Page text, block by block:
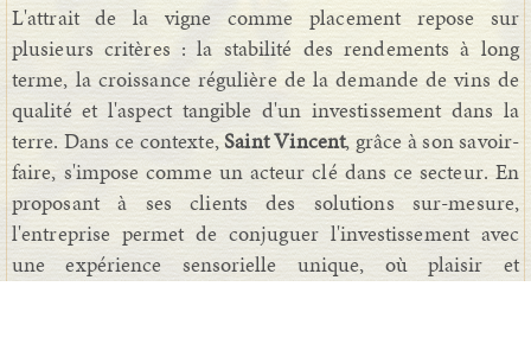
L'attrait de la vigne comme placement repose sur
plusieurs critères : la stabilité des rendements à long
terme, la croissance régulière de la demande de vins de
qualité et l'aspect tangible d'un investissement dans la
terre. Dans ce contexte,Saint Vincent, grâce à son savoir-
faire, s'impose comme un acteur clé dans ce secteur. En
proposant à ses clients des solutions sur-mesure,
l'entreprise permet de conjuguer l'investissement avec
une expérience sensorielle unique, où plaisir et